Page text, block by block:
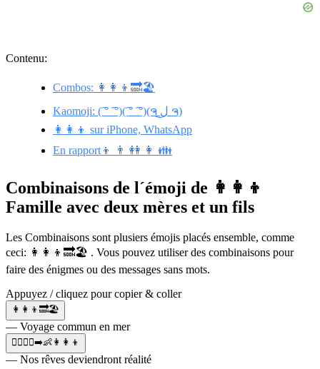
Contenu:
Combos: 👩‍👩‍👦🔜🏖️
Kaomoji: (͡ ° ͡ °)(͡ ° ͡ °)(ຈ ل͜ ຈ)
👩‍👩‍👦 sur iPhone, WhatsApp
En rapport👦 👨 👭 👩 👪
Combinaisons de l´émoji de 👩‍👩‍👦
Famille avec deux mères et un fils
Les Combinaisons sont plusiers émojis placés ensemble, comme
ceci: 👩‍👩‍👦🔜🏖️ . Vous pouvez utiliser des combinaisons pour
faire des énigmes ou des messages sans mots.
Appuyez / cliquez pour copier & coller
👩‍👩‍👦🔜🏖️
— Voyage commun en mer
👩‍❤️‍💋‍👩➡️👶👩‍👩‍👦
— Nos rêves deviendront réalité